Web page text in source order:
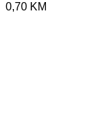
0,70 KM